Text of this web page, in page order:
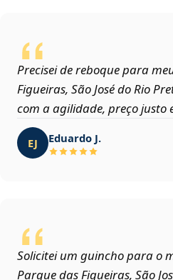
Precisei de reboque para
Figueiras, São José do Rio
com a agilidade, preço justo
EJ Eduardo J.
Solicitei um guincho para o
Parque das Figueiras, São